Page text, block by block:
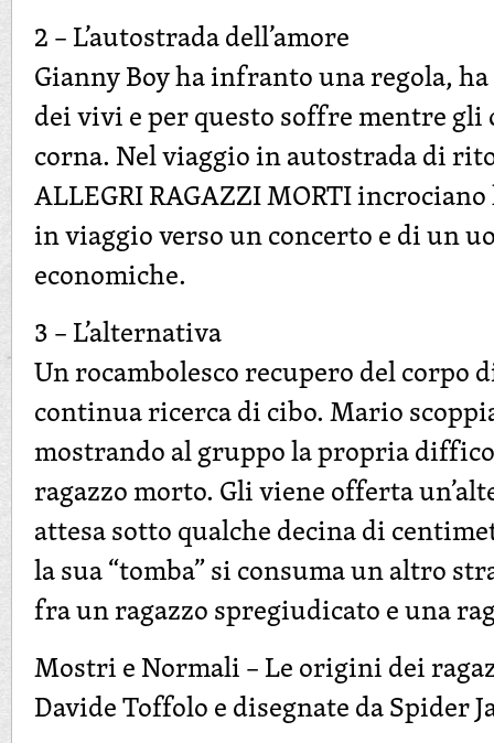
2 – L’autostrada dell’amore
Gianny Boy ha infranto una regola,
dei vivi e per questo soffre mentre gli
corna. Nel viaggio in autostrada di
ALLEGRI RAGAZZI MORTI
in viaggio verso un concerto e di un
economiche.
3 – L’alternativa
Un rocambolesco recupero del corpo
continua ricerca di cibo. Mario
mostrando al gruppo la propria
ragazzo morto. Gli viene offerta
attesa sotto qualche decina di
la sua “tomba” si consuma un altro
fra un ragazzo spregiudicato e una
Mostri e Normali – Le origini dei
Davide Toffolo e disegnate da Spider